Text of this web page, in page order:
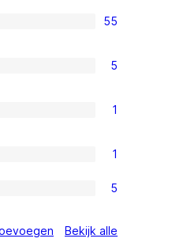
55
5
1
1
5
Bekijk alle